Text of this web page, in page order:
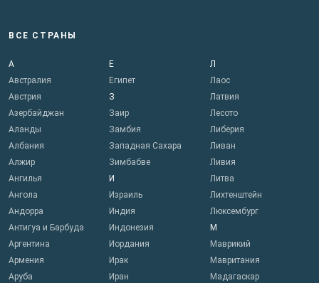
ВСЕ СТРАНЫ
А
Австралия
Австрия
Азербайджан
Аланды
Албания
Алжир
Ангилья
Ангола
Андорра
Антигуа и Барбуда
Аргентина
Армения
Аруба
Е
Египет
З
Заир
Замбия
Западная Сахара
Зимбабве
И
Израиль
Индия
Индонезия
Иордания
Ирак
Иран
Л
Лаос
Латвия
Лесото
Либерия
Ливан
Ливия
Литва
Лихтенштейн
Люксембург
М
Маврикий
Мавритания
Мадагаскар